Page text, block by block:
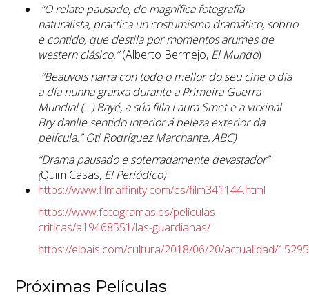
“O relato pausado, de magnífica fotografía
naturalista, practica un costumismo dramático, sobrio
e contido, que destila por momentos arumes de
western clásico.”(Alberto Bermejo, El Mundo)
“Beauvois narra con todo o mellor do seu cine o día
a día nunha granxa durante a Primeira Guerra
Mundial (…) Bayé, a súa filla Laura Smet e a virxinal
Bry danlle sentido interior á beleza exterior da
película.” Oti Rodríguez Marchante, ABC)
“Drama pausado e soterradamente devastador”
(Quim Casas, El Periódico)
https://www.filmaffinity.com/es/film341144.html
https://www.fotogramas.es/peliculas-
criticas/a19468551/las-guardianas/
https://elpais.com/cultura/2018/06/20/actualidad/
Próximas Películas